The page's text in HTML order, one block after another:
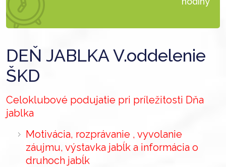
DEŇ JABLKA V.oddelenie
ŠKD
Celoklubové podujatie pri príležitosti Dňa
jablka
Motivácia, rozprávanie , vyvolanie
záujmu, výstavka jabĺk a informácia o
druhoch jabĺk